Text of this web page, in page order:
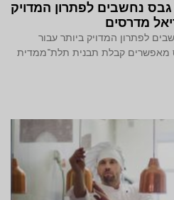
נחשבים לפתרון המדויק
מדרסים
לפתרון המדויק ביותר עבור
מאפשרים קבלת תבנית תלת־ממדית